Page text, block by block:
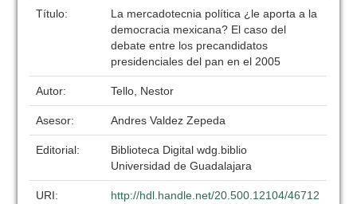
Título:
La mercadotecnia política ¿le aporta a la
democracia mexicana? El caso del
debate entre los precandidatos
presidenciales del pan en el 2005
Autor: Tello, Nestor
Asesor: Andres Valdez Zepeda
Editorial:
Biblioteca Digital wdg.biblio
Universidad de Guadalajara
URI:
http://hdl.handle.net/20.500.12104/46712